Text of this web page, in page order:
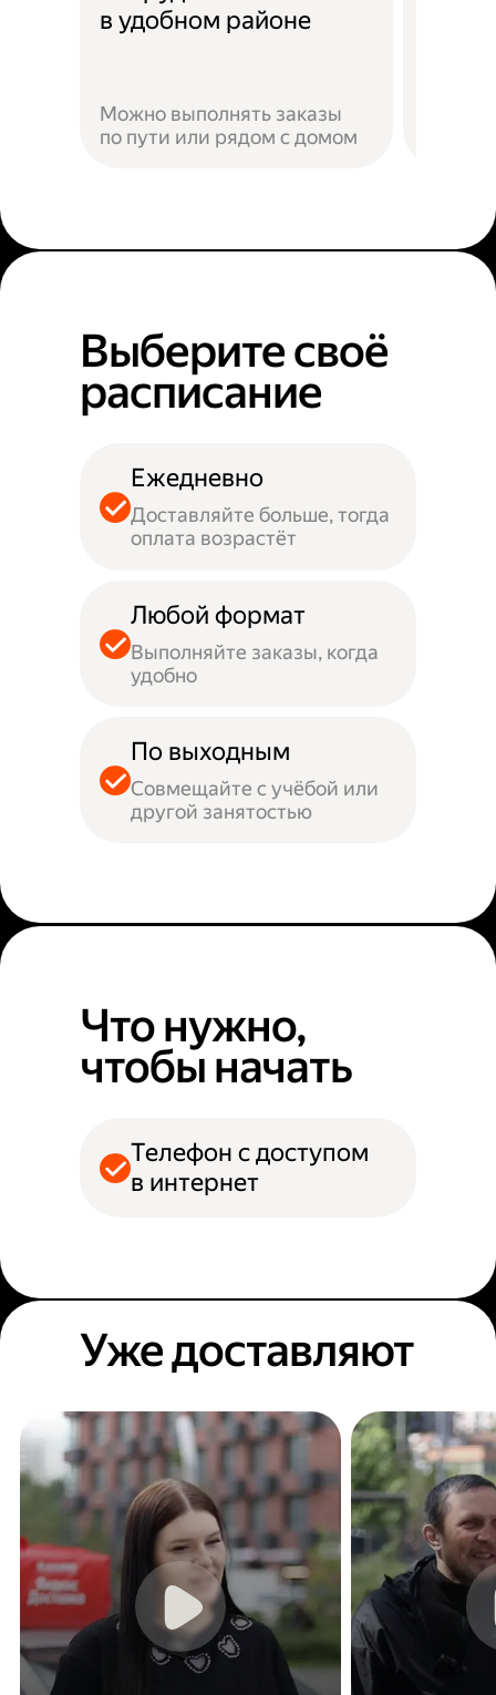
в удобном районе
Можно выполнять заказы
по пути или рядом с домом
Выберите своё
расписание
Ежедневно
Доставляйте больше, тогда
оплата возрастёт
Любой формат
Выполняйте заказы, когда
удобно
По выходным
Совмещайте с учёбой или
другой занятостью
Что нужно,
чтобы начать
Телефон с доступом
в интернет
Уже доставляют